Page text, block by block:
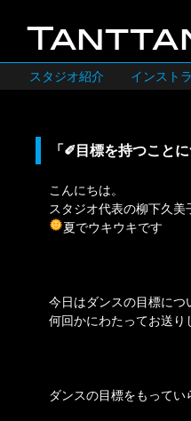
スタジオ紹介 インスト
「✐目標を持つこと
こんにちは。
スタジオ代表の柳下久美
夏でウキウキです
今日はダンスの目標につ
何回かにわたってお送り
ダンスの目標をもってい